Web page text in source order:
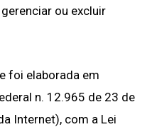
ou excluir
foi elaborada em
n. 12.965 de 23 de
Internet), com a Lei